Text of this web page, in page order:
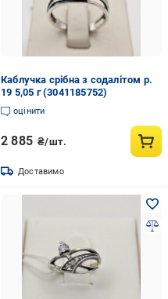
Каблучка срібна з содалітом р.
19 5,05 г (3041185752)
оцінити
2 885 ₴/шт.
Доставимо